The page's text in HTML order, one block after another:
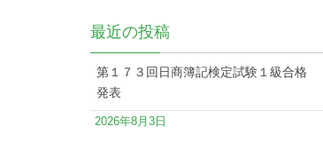
最近の投稿
第１７３回日商簿記検定試験１級合格
発表
2026年8月3日